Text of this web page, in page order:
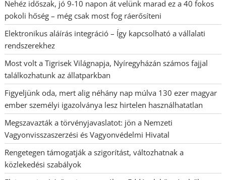
Nehéz időszak, jó 9-10 napon át velünk marad ez a 40 fokos
pokoli hőség – még csak most fog ráerősíteni
Elektronikus aláírás integráció – Így kapcsolható a vállalati
rendszerekhez
Most volt a Tigrisek Világnapja, Nyíregyházán számos fajjal
találkozhatunk az állatparkban
Figyeljünk oda, mert alig néhány nap múlva 130 ezer magyar
ember személyi igazolványa lesz hirtelen használhatatlan
Megszavazták a törvényjavaslatot: jön a Nemzeti
Vagyonvisszaszerzési és Vagyonvédelmi Hivatal
Rengetegen támogatják a szigorítást, változhatnak a
közlekedési szabályok